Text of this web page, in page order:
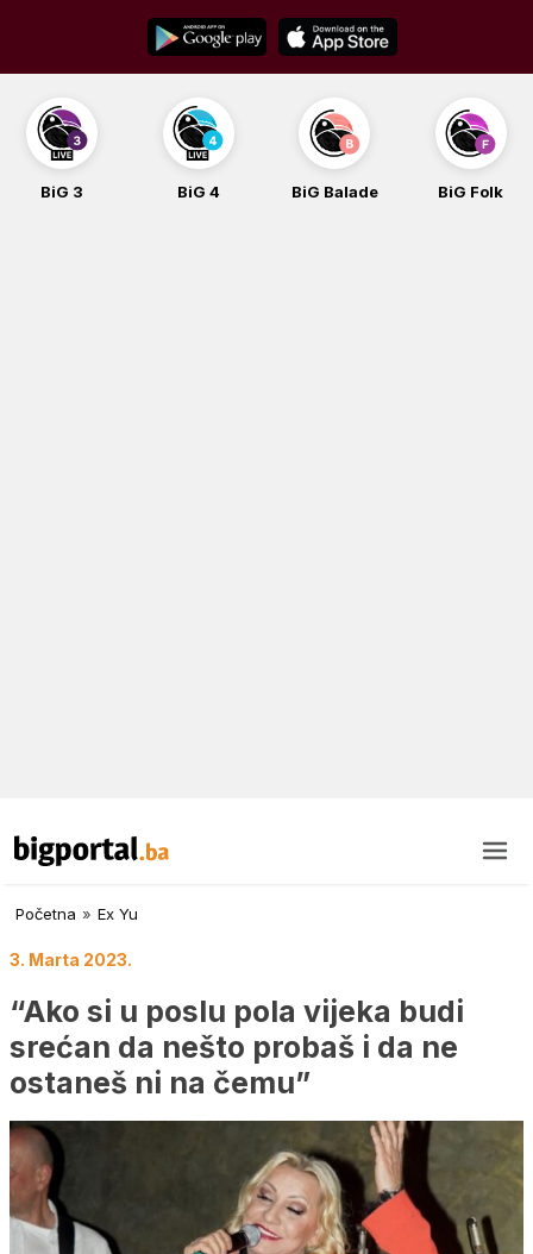
content
BiG 3 BiG 4 BiG Balade BiG Folk
Početna » Ex Yu
3. Marta 2023.
“Ako si u poslu pola vijeka budi
srećan da nešto probaš i da ne
ostaneš ni na čemu”